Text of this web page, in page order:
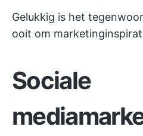
Gelukkig is het
ooit om
Sociale